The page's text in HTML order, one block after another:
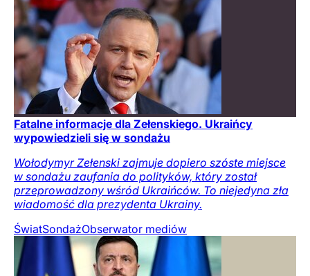
Fatalne informacje dla Zełenskiego. Ukraińcy
wypowiedzieli się w sondażu
Wołodymyr Zełenski zajmuje dopiero szóste miejsce
w sondażu zaufania do polityków, który został
przeprowadzony wśród Ukraińców. To niejedyna zła
wiadomość dla prezydenta Ukrainy.
ŚwiatSondażObserwator mediów